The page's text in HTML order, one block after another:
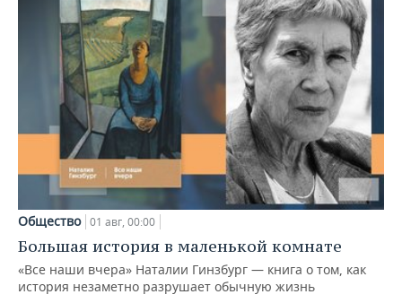
Общество 01 авг, 00:00
Большая история в маленькой комнате
«Все наши вчера» Наталии Гинзбург — книга о том, как
история незаметно разрушает обычную жизнь